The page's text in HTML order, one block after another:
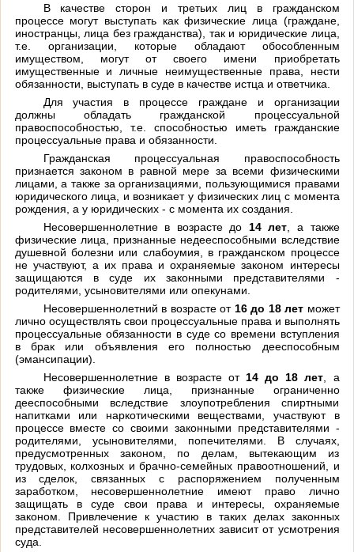
В качестве сторон и третьих лиц в гражданском
процессе могут выступать как физические лица (граждане,
иностранцы, лица без гражданства), так и юридические лица,
т.е. организации, которые обладают обособленным
имуществом, могут от своего имени приобретать
имущественные и личные неимущественные права, нести
обязанности, выступать в суде в качестве истца и ответчика.
Для участия в процессе граждане и организации
должны обладать гражданской процессуальной
правоспособностью, т.е. способностью иметь гражданские
процессуальные права и обязанности.
Гражданская процессуальная правоспособность
признается законом в равной мере за всеми физическими
лицами, а также за организациями, пользующимися правами
юридического лица, и возникает у физических лиц с момента
рождения, а у юридических - с момента их создания.
Несовершеннолетние в возрасте до 14 лет , а также
физические лица, признанные недееспособными вследствие
душевной болезни или слабоумия, в гражданском процессе
не участвуют, а их права и охраняемые законом интересы
защищаются в суде их законными представителями -
родителями, усыновителями или опекунами.
Несовершеннолетний в возрасте от 16 до 18 лет может
лично осуществлять свои процессуальные права и выполнять
процессуальные обязанности в суде со времени вступления
в брак или объявления его полностью дееспособным
(эмансипации).
Несовершеннолетние в возрасте от 14 до 18 лет , а
также физические лица, признанные ограниченно
дееспособными вследствие злоупотребления спиртными
напитками или наркотическими веществами, участвуют в
процессе вместе со своими законными представителями -
родителями, усыновителями, попечителями. В случаях,
предусмотренных законом, по делам, вытекающим из
трудовых, колхозных и брачно-семейных правоотношений, и
из сделок, связанных с распоряжением полученным
заработком, несовершеннолетние имеют право лично
защищать в суде свои права и интересы, охраняемые
законом. Привлечение к участию в таких делах законных
представителей несовершеннолетних зависит от усмотрения
суда.